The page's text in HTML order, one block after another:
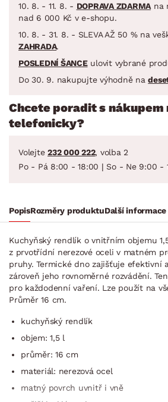
10. 8. - 11. 8. - DOPRAVA ZDARMA na
nad 6 000 Kč v e-shopu.
10. 8. - 31. 8. - SLEVA AŽ 50 % na
ZAHRADA.
POSLEDNÍ ŠANCEulovit vybrané
Do 30. 9. nakupujte výhodně na
Chcete poradit s nákupem
telefonicky?
Volejte 232 000 222, volba 2
Po - Pá 8:00 - 18:00 | So - Ne 9:00 -
PopisRozměry produktuDalší informace
Kuchyňský rendlík o vnitřním objemu
z prvotřídní nerezové oceli v matném
pruhy. Termické dno zajišťuje efektivní
zároveň jeho rovnoměrné rozvádění.
pro každodenní vaření. Lze použít na
Průměr 16 cm.
kuchyňský rendlík
objem: 1,5 l
průměr: 16 cm
materiál: nerezová ocel
matný povrch uvnitř i vně